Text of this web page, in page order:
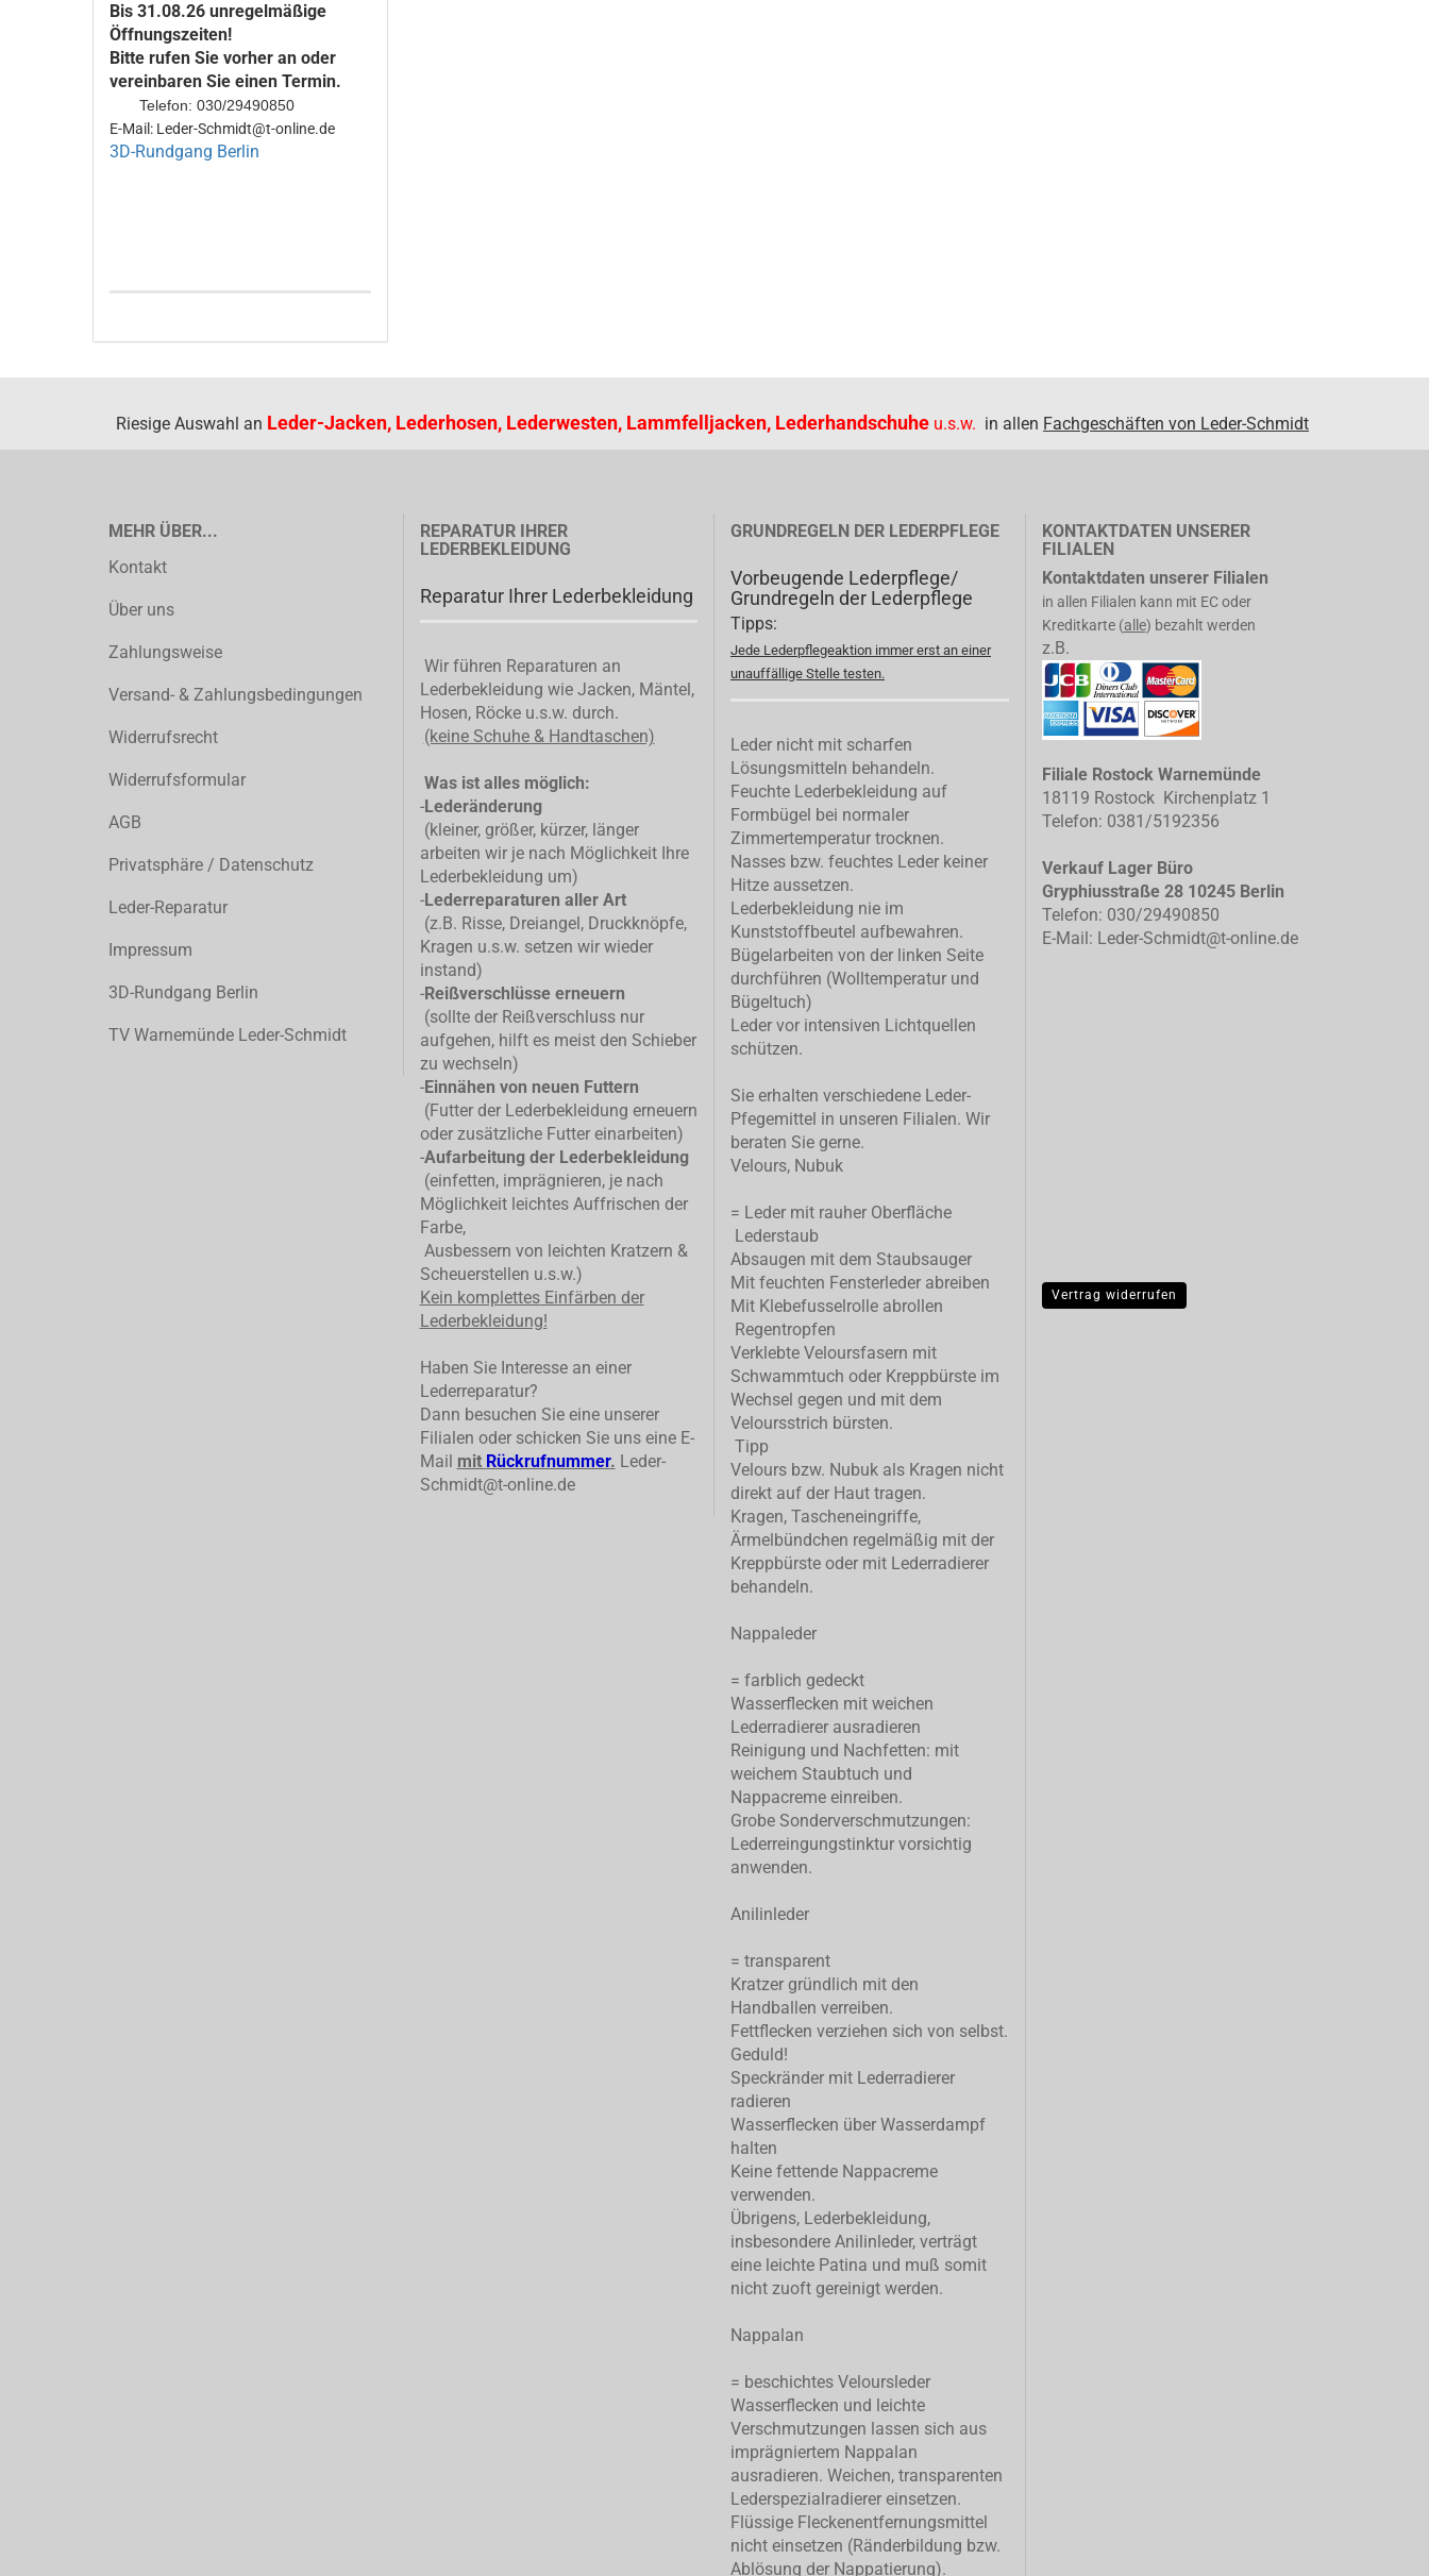
Bis 31.08.26 unregelmäßige
Öffnungszeiten!
Bitte rufen Sie vorher an oder
vereinbaren Sie einen Termin.
Telefon: 030/29490850
E-Mail: Leder-Schmidt@t-online.de
3D-Rundgang Berlin
Riesige Auswahl an Leder-Jacken, Lederhosen, Lederwesten, Lammfelljacken, Lederhandschuhe u.s.w. in allen Fachgeschäften von Leder-Schmidt
MEHR ÜBER...
Kontakt
Über uns
Zahlungsweise
Versand- & Zahlungsbedingungen
Widerrufsrecht
Widerrufsformular
AGB
Privatsphäre / Datenschutz
Leder-Reparatur
Impressum
3D-Rundgang Berlin
TV Warnemünde Leder-Schmidt
REPARATUR IHRER
LEDERBEKLEIDUNG
Reparatur Ihrer Lederbekleidung
Wir führen Reparaturen an
Lederbekleidung wie Jacken, Mäntel,
Hosen, Röcke u.s.w. durch.
(keine Schuhe & Handtaschen)
Was ist alles möglich:
-Lederänderung
(kleiner, größer, kürzer, länger
arbeiten wir je nach Möglichkeit Ihre
Lederbekleidung um)
-Lederreparaturen aller Art
(z.B. Risse, Dreiangel, Druckknöpfe,
Kragen u.s.w. setzen wir wieder
instand)
-Reißverschlüsse erneuern
(sollte der Reißverschluss nur
aufgehen, hilft es meist den Schieber
zu wechseln)
-Einnähen von neuen Futtern
(Futter der Lederbekleidung erneuern
oder zusätzliche Futter einarbeiten)
-Aufarbeitung der Lederbekleidung
(einfetten, imprägnieren, je nach
Möglichkeit leichtes Auffrischen der
Farbe,
Ausbessern von leichten Kratzern &
Scheuerstellen u.s.w.)
Kein komplettesEinfärben der
Lederbekleidung!
Haben Sie Interesse an einer
Lederreparatur?
Dann besuchen Sie eine unserer
Filialen oder schicken Sie uns eine E-
Mail mit Rückrufnummer. Leder-
Schmidt@t-online.de
GRUNDREGELN DER LEDERPFLEGE
Vorbeugende Lederpflege/
Grundregeln der Lederpflege
Tipps:
Jede Lederpflegeaktion immer erst an einer
unauffällige Stelle testen.
Leder nicht mit scharfen
Lösungsmitteln behandeln.
Feuchte Lederbekleidung auf
Formbügel bei normaler
Zimmertemperatur trocknen.
Nasses bzw. feuchtes Leder keiner
Hitze aussetzen.
Lederbekleidung nie im
Kunststoffbeutel aufbewahren.
Bügelarbeiten von der linken Seite
durchführen (Wolltemperatur und
Bügeltuch)
Leder vor intensiven Lichtquellen
schützen.
Sie erhalten verschiedene Leder-
Pfegemittel in unseren Filialen. Wir
beraten Sie gerne.
Velours, Nubuk
= Leder mit rauher Oberfläche
Lederstaub
Absaugen mit dem Staubsauger
Mit feuchten Fensterleder abreiben
Mit Klebefusselrolle abrollen
Regentropfen
Verklebte Veloursfasern mit
Schwammtuch oder Kreppbürste im
Wechsel gegen und mit dem
Veloursstrich bürsten.
Tipp
Velours bzw. Nubuk als Kragen nicht
direkt auf der Haut tragen.
Kragen, Tascheneingriffe,
Ärmelbündchen regelmäßig mit der
Kreppbürste oder mit Lederradierer
behandeln.
Nappaleder
= farblich gedeckt
Wasserflecken mit weichen
Lederradierer ausradieren
Reinigung und Nachfetten: mit
weichem Staubtuch und
Nappacreme einreiben.
Grobe Sonderverschmutzungen:
Lederreingungstinktur vorsichtig
anwenden.
Anilinleder
= transparent
Kratzer gründlich mit den
Handballen verreiben.
Fettflecken verziehen sich von selbst.
Geduld!
Speckränder mit Lederradierer
radieren
Wasserflecken über Wasserdampf
halten
Keine fettende Nappacreme
verwenden.
Übrigens, Lederbekleidung,
insbesondere Anilinleder, verträgt
eine leichte Patina und muß somit
nicht zuoft gereinigt werden.
Nappalan
= beschichtes Veloursleder
Wasserflecken und leichte
Verschmutzungen lassen sich aus
imprägniertem Nappalan
ausradieren. Weichen, transparenten
Lederspezialradierer einsetzen.
Flüssige Fleckenentfernungsmittel
nicht einsetzen (Ränderbildung bzw.
Ablösung der Nappatierung).
KONTAKTDATEN UNSERER
FILIALEN
Kontaktdaten unserer Filialen
in allen Filialen kann mit EC oder
Kreditkarte (alle) bezahlt werden
z.B.
Filiale Rostock Warnemünde
18119 Rostock Kirchenplatz 1
Telefon: 0381/5192356
Verkauf Lager Büro
Gryphiusstraße 28 10245 Berlin
Telefon: 030/29490850
E-Mail: Leder-Schmidt@t-online.de
Vertrag widerrufen